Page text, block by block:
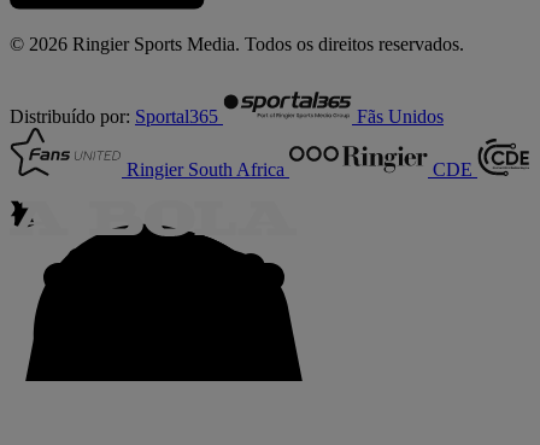
© 2026 Ringier Sports Media. Todos os direitos reservados.
Distribuído por: Sportal365 Fãs Unidos
Ringier South Africa CDE